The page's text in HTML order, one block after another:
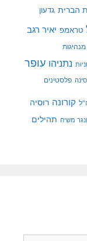
הברית גדעון
טראמפ יאיר רגב
מנהיגות
נתניהו עופר
פלסטינים
קורונה רוסיה
משיח תהילים